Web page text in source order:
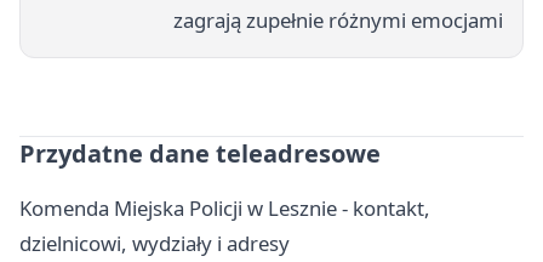
zagrają zupełnie różnymi emocjami
Przydatne dane teleadresowe
Komenda Miejska Policji w Lesznie - kontakt,
dzielnicowi, wydziały i adresy